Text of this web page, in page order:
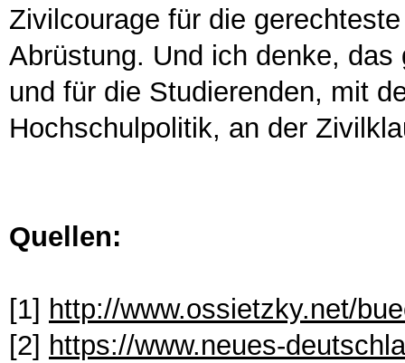
Zivilcourage für die
Abrüstung. Und ich denke,
und für die Studierenden, mit
Hochschulpolitik, an der
Quellen:
[1] http://www.ossietzky.net/
[2] https://www.neues-